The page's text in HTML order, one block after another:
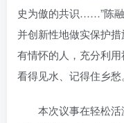
史为傲的共识……”陈
并创新性地做实保护
有情怀的人，充分利用
看得见水、记得住乡愁
本次议事在轻松